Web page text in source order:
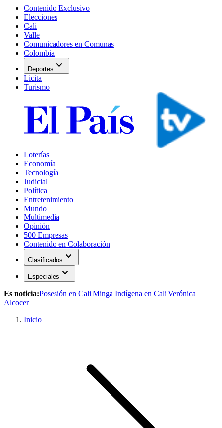
Contenido Exclusivo
Elecciones
Cali
Valle
Comunicadores en Comunas
Colombia
Deportes expand_more
Licita
Turismo
Loterías
Economía
Tecnología
Judicial
Política
Entretenimiento
Mundo
Multimedia
Opinión
500 Empresas
Contenido en Colaboración
Clasificados expand_more
Especiales expand_more
Es noticia:Posesión en Cali|Minga Indígena en Cali|Verónica
Alcocer
Inicio